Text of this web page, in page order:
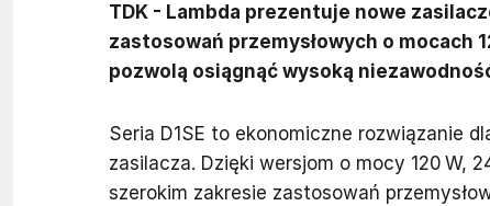
TDK - Lambda prezentuje nowe
zastosowań przemysłowych o mocach
pozwolą osiągnąć wysoką
Seria D1SE to ekonomiczne rozwiązanie
zasilacza. Dzięki wersjom o mocy 120 W,
szerokim zakresie zastosowań